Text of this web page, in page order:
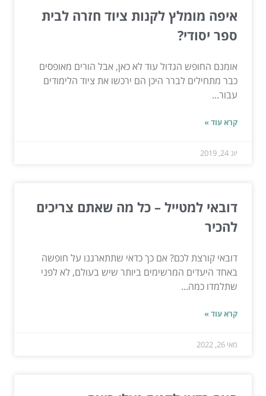
איפה מומלץ לקנות ציוד חזרה לבית
ספר יסודי?
אומנם החופש הגדול עוד לא כאן, אבל הורים מאופסים
כבר מתחילים לברר היכן הם ירכשו את ציוד הלימודים
עבור...
קרא עוד »
יונ 24, 2019
דובאי למטייל – כל מה שאתם צריכים
להכיר
דובאי קורצת לכם? אם כך כדאי שתתארגנו על חופשה
באחד היעדים המרשימים ביותר שיש בעולם, לא לפני
שתלמדו כמה...
קרא עוד »
מאי 26, 2022